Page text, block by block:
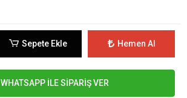
Sepete Ekle Hemen Al
WHATSAPP İLE SİPARİŞ VER